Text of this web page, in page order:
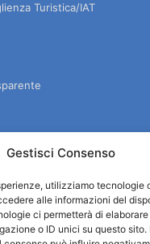
Gestisci Consenso
utilizziamo tecnologie
alle informazioni del
ci permetterà di
o ID unici su questo sito.
Turistica/IAT